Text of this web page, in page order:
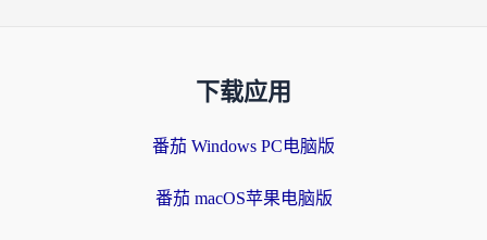
下载应用
番茄 Windows PC电脑版
番茄 macOS苹果电脑版